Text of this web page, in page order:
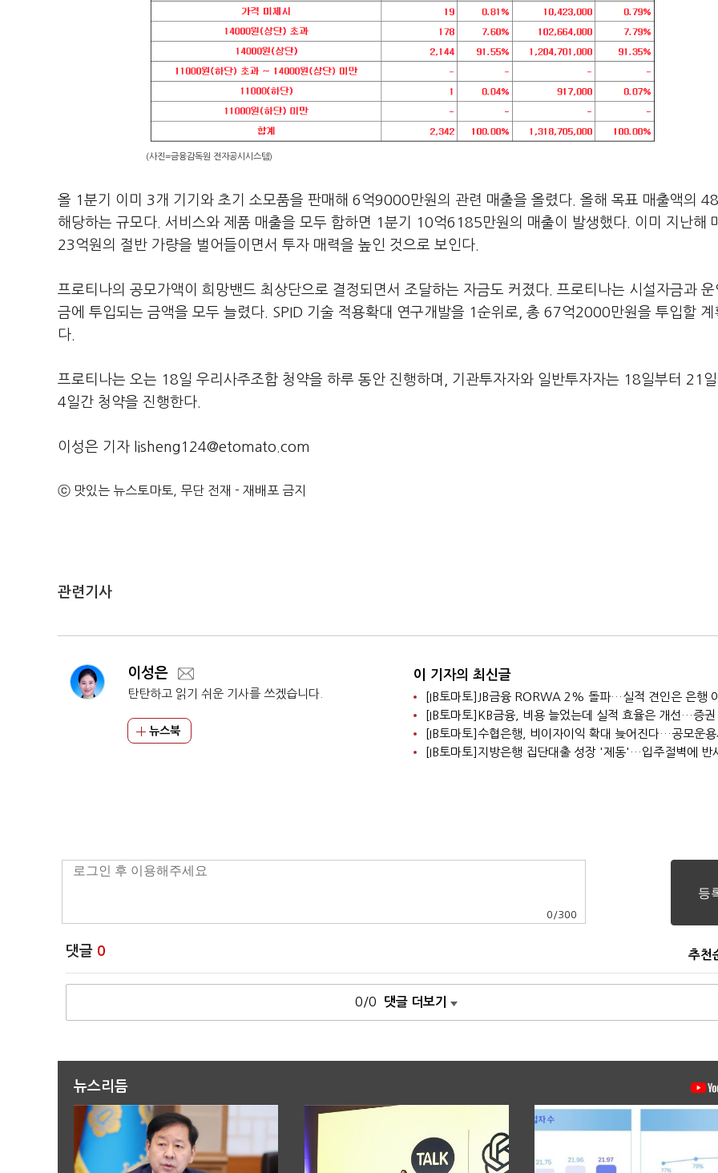
(사진=금융감독원 전자공시시스템)
올 1분기 이미 3개 기기와 초기 소모품을 판매해 6억9000만원의 관련 매출을 올렸다. 올해 목표 매출액의
해당하는 규모다. 서비스와 제품 매출을 모두 합하면 1분기 10억6185만원의 매출이 발생했다. 이미 지난해
23억원의 절반 가량을 벌어들이면서 투자 매력을 높인 것으로 보인다.
프로티나의 공모가액이 희망밴드 최상단으로 결정되면서 조달하는 자금도 커졌다. 프로티나는 시설자금과 운
금에 투입되는 금액을 모두 늘렸다. SPID 기술 적용확대 연구개발을 1순위로, 총 67억2000만원을 투입할 계
다.
프로티나는 오는 18일 우리사주조합 청약을 하루 동안 진행하며, 기관투자자와 일반투자자는 18일부터 21
4일간 청약을 진행한다.
이성은 기자 lisheng124@etomato.com
ⓒ 맛있는 뉴스토마토, 무단 전재 - 재배포 금지
관련기사
이성은
탄탄하고 읽기 쉬운 기사를 쓰겠습니다.
뉴스북
이 기자의 최신글
0 /300
댓글 0 추천
0/0 댓글 더보기
뉴스리듬